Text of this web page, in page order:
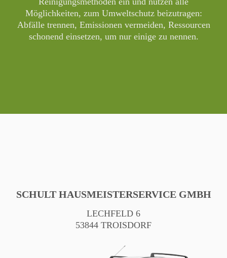
Möglichkeiten, zum Umweltschutz beizutragen:
Abfälle trennen, Emissionen vermeiden, Ressourcen
schonend einsetzen, um nur einige zu nennen.
SCHULT HAUSMEISTERSERVICE GMBH
LECHFELD 6
53844 TROISDORF